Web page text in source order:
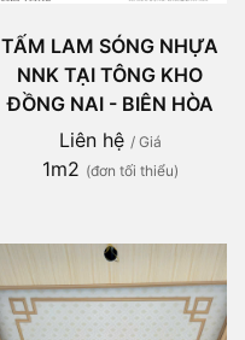
TẤM LAM SÓNG NHỰA
NNK TẠI TÔNG KHO
ĐỒNG NAI - BIÊN HÒA
Liên hệ / Giá
1m2 (đơn tối thiểu)